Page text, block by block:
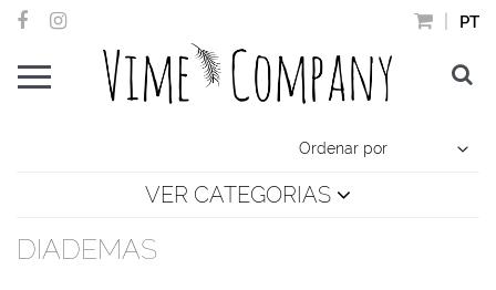
PT
VER CATEGORIAS
DIADEMAS